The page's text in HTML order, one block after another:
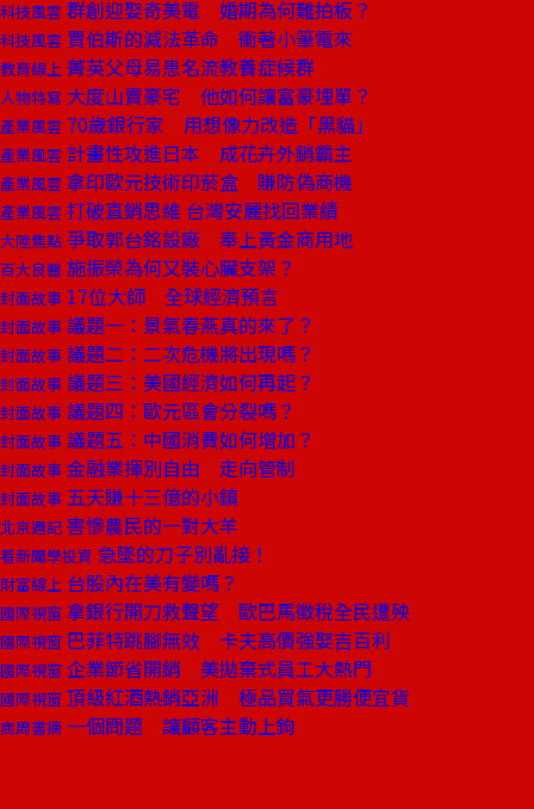
科技風雲 群創迎娶奇美電 婚期為何難拍板？
科技風雲 賈伯斯的減法革命 衝著小筆電來
教育線上 菁英父母易患名流教養症候群
人物特寫 大度山賣豪宅 他如何讓富豪埋單？
產業風雲 70歲銀行家 用想像力改造「黑貓」
產業風雲 計畫性攻進日本 成花卉外銷霸主
產業風雲 拿印歐元技術印菸盒 賺防偽商機
產業風雲 打破直銷思維 台灣安麗找回業績
大陸焦點 爭取郭台銘設廠 奉上黃金商用地
百大良醫 施振榮為何又裝心臟支架？
封面故事 17位大師 全球經濟預言
封面故事 議題一：景氣春燕真的來了？
封面故事 議題二：二次危機將出現嗎？
封面故事 議題三：美國經濟如何再起？
封面故事 議題四：歐元區會分裂嗎？
封面故事 議題五：中國消費如何增加？
封面故事 金融業揮別自由 走向管制
封面故事 五天賺十三億的小鎮
北京週記 害慘農民的一對大羊
看新聞學投資 急墜的刀子別亂接！
財富線上 台股內在美有變嗎？
國際視窗 拿銀行開刀救聲望 歐巴馬徵稅全民遭殃
國際視窗 巴菲特跳腳無效 卡夫高價強娶吉百利
國際視窗 企業節省開銷 美拋棄式員工大熱門
國際視窗 頂級紅酒熱銷亞洲 極品買氣更勝便宜貨
商周書摘 一個問題 讓顧客主動上鉤